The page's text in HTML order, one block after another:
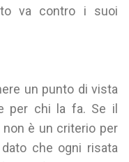
va contro i suoi
un punto di vista
per chi la fa. Se il
è un criterio per
che ogni risata